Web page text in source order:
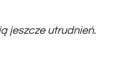
jeszcze utrudnień.